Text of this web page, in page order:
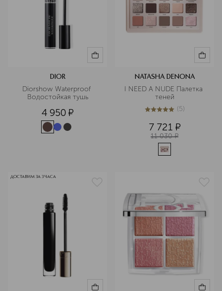
DIOR
Diorshow Waterproof
Водостойкая тушь
4 950 ¤
NATASHA DENONA
I NEED A NUDE Палетка
теней
5из 55 (5)
7 721 ¤
11 030 ¤
ДОСТАВИМ ЗА 3 ЧАСА